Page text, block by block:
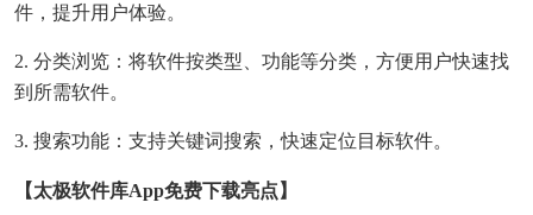
件，提升用户体验。
2. 分类浏览：将软件按类型、功能等分类，方便用户快速找
到所需软件。
3. 搜索功能：支持关键词搜索，快速定位目标软件。
【太极软件库app免费下载亮点】